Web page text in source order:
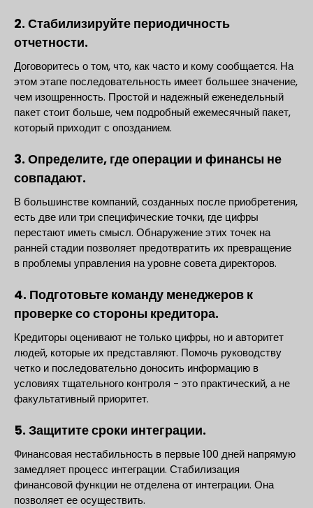
2. Стабилизируйте периодичность
отчетности.
Договоритесь о том, что, как часто и кому сообщается. На
этом этапе последовательность имеет большее значение,
чем изощренность. Простой и надежный еженедельный
пакет стоит больше, чем подробный ежемесячный пакет,
который приходит с опозданием.
3. Определите, где операции и финансы не
совпадают.
В большинстве компаний, созданных после приобретения,
есть две или три специфические точки, где цифры
перестают иметь смысл. Обнаружение этих точек на
ранней стадии позволяет предотвратить их превращение
в проблемы управления на уровне совета директоров.
4. Подготовьте команду менеджеров к
проверке со стороны кредитора.
Кредиторы оценивают не только цифры, но и авторитет
людей, которые их представляют. Помочь руководству
четко и последовательно доносить информацию в
условиях тщательного контроля - это практический, а не
факультативный приоритет.
5. Защитите сроки интеграции.
Финансовая нестабильность в первые 100 дней напрямую
замедляет процесс интеграции. Стабилизация
финансовой функции не отделена от интеграции. Она
позволяет ее осуществить.